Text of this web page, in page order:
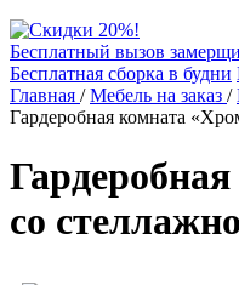
Бесплатный вызов
Бесплатная сборка в будни
Главная /Мебель на заказ /
Гардеробная комната
со